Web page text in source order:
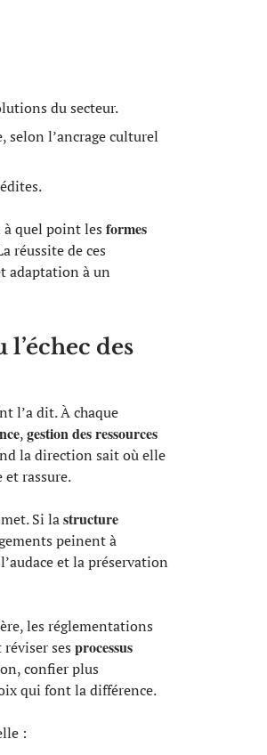
du secteur.
selon l’ancrage culturel
quel point les formes
réussite de ces
adaptation à un
des
l’a dit. À chaque
,gestion des ressources
la direction sait où elle
rassure.
Si lastructure
peinent à
et la préservation
les réglementations
ses processus
confier plus
qui font la différence.
: